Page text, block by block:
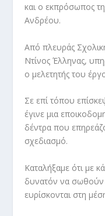
και ο εκπρόσωπος
Ανδρέου.
Από πλευράς
Ντίνος Έλληνας,
ο μελετητής του
Σε επί τόπου
έγινε μια
δέντρα που
σχεδιασμό.
Καταλήξαμε ότι με
δυνατόν να
ευρίσκονται στη